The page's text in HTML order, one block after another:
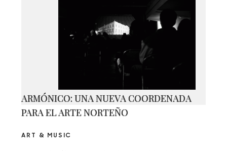
ARMÓNICO: UNA NUEVA COORDENADA
PARA EL ARTE NORTEÑO
ART & MUSIC